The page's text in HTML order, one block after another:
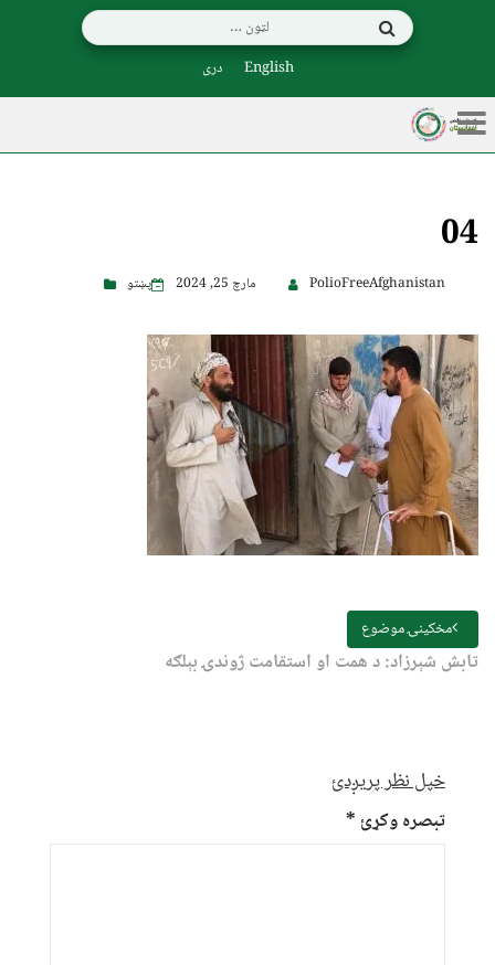
English دری
04
PolioFreeAfghanistan مارچ 25, 2024 پښتو
مخکینۍ موضوع
تابش شېرزاد: د همت او استقامت ژوندۍ بېلګه
خپل نظر پریږدئ
تبصره وکړئ *